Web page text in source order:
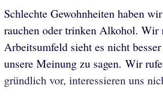
Schlechte Gewohnheiten haben
rauchen oder trinken Alkohol. Wir
Arbeitsumfeld sieht es nicht
unsere Meinung zu sagen. Wir
gründlich vor, interessieren uns